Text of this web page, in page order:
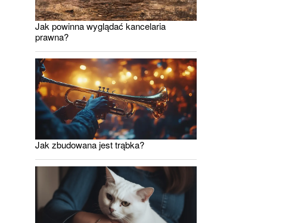
Jak powinna wyglądać kancelaria
prawna?
Jak zbudowana jest trąbka?